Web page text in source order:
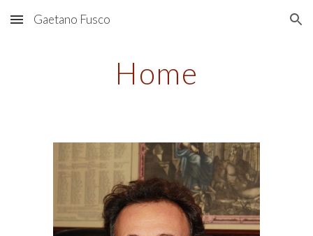
Skip to main content Skip to navigation
Gaetano Fusco
Home